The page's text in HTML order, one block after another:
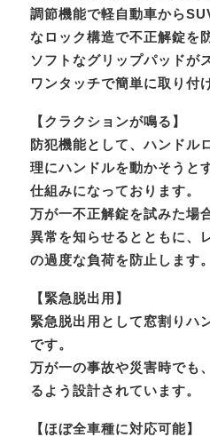
調節機能で軽自動車から
なロック構造で不正解錠を
ソフトなグリップパッドが
ワンタッチで簡単に取り付
【クラクションが鳴る】
防犯機能として、ハンドル
理にハンドルを動かそうと
仕組みになっております。
万が一不正解錠を試みた場
異常を知らせるとともに、
の過度な負荷を防止します。
【緊急脱出用】
緊急脱出用として窓割りハ
です。
万が一の事故や災害時でも
るよう設計されています。
【ほぼ全車種に対応可能】